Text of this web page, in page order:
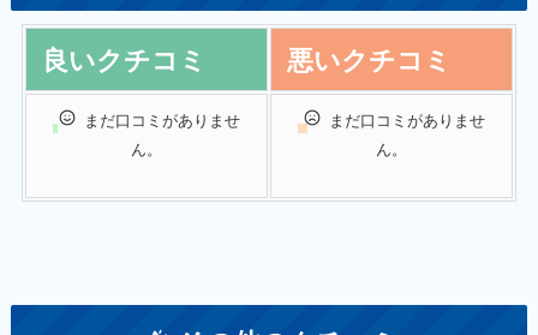
良いクチコミ 悪いクチコミ
まだ口コミがありませ
ん。
まだ口コミがありませ
ん。